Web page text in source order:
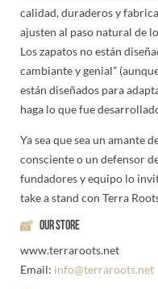
calidad, duraderos y
ajusten al paso natural de
Los zapatos no están
cambiante y genial”
están diseñados para
haga lo que fue
Ya sea que sea un amante
consciente o un defensor
fundadores y equipo lo
take a stand con Terra
Our Store
www.terraroots.net
Email: info@terraroots.net